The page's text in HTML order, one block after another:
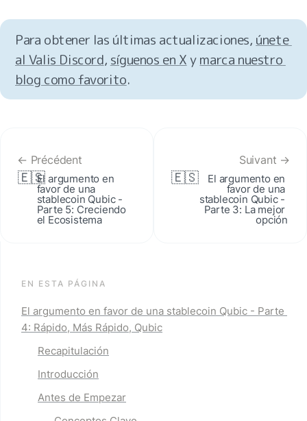
Para obtener las últimas actualizaciones, únete
al Valis Discord, síguenos en X y marca nuestro
blog como favorito.
← Précédent
🇪🇸El argumento en
favor de una
stablecoin Qubic -
Parte 5: Creciendo
el Ecosistema
Suivant →
🇪🇸 El argumento en
favor de una
stablecoin Qubic -
Parte 3: La mejor
opción
EN ESTA PÁGINA
El argumento en favor de una stablecoin Qubic - Parte
4: Rápido, Más Rápido, Qubic
Recapitulación
Introducción
Antes de Empezar